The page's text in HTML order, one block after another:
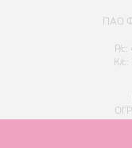
ПАО
Р/
К/